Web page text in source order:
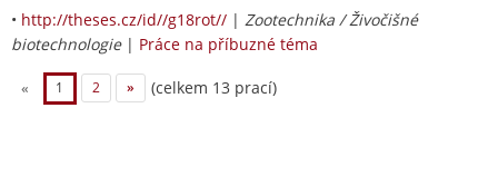
• http://theses.cz/id//g18rot// | Zootechnika / Živočišné
biotechnologie| Práce na příbuzné téma
« 1 2 » (celkem 13 prací)